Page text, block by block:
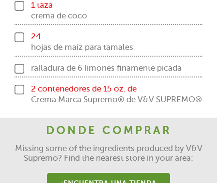
1 taza
crema de coco
24
hojas de maíz para tamales
ralladura de 6 limones finamente picada
2 contenedores de 15 oz. de
Crema Marca Supremo® de V&V SUPREMO®
DONDE COMPRAR
Missing some of the ingredients produced by V&V
Supremo? Find the nearest store in your area: